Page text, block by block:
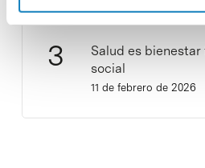
Salud es
social
11 de febrero de 2026